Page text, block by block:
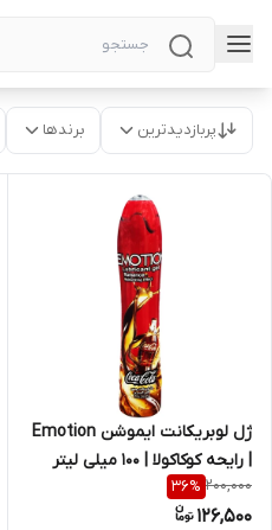
پربازدیدترین برندها
ژل لوبریکانت ایموشن Emotion
| رایحه کوکاکولا | 100 میلی لیتر
200,000
36%
126,500